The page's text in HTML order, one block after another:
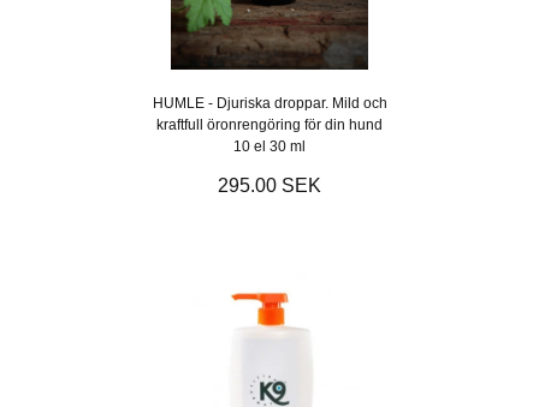
HUMLE - Djuriska droppar. Mild och
kraftfull öronrengöring för din hund
10 el 30 ml
295.00 SEK